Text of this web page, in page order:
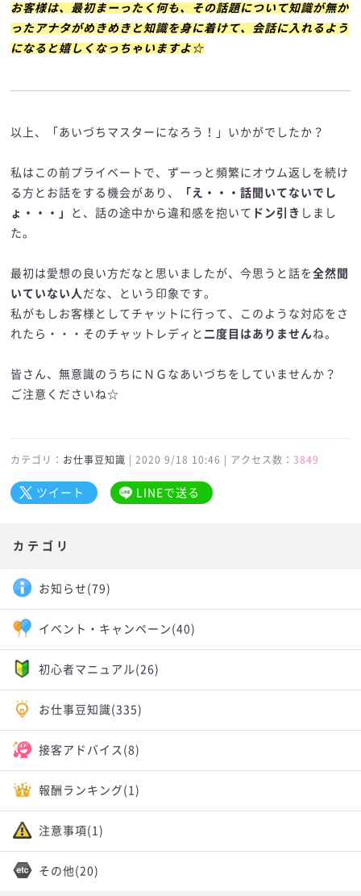
お客様は、最初まーったく何も、その話題について知識が無か
ったアナタがめきめきと知識を身に着けて、会話に入れるよう
になると嬉しくなっちゃいますよ☆
以上、「あいづちマスターになろう！」いかがでしたか？
私はこの前プライベートで、ずーっと頻繁にオウム返しを続け
る方とお話をする機会があり、
「え・・・話聞いてないでし
ょ・・・」
と、話の途中から違和感を抱いて ドン引き しまし
た。
最初は愛想の良い方だなと思いましたが、今思うと話を全然聞
いていない人 だな、という印象です。
私がもしお客様としてチャットに行って、このような対応をさ
れたら・・・そのチャットレディと 二度目はありませんね。
皆さん、無意識のうちにＮＧなあいづちをしていませんか？
ご注意くださいね☆
カテゴリ： お仕事豆知識 | 2020 9/18 10:46 | アクセス数： 3849
ツイート LINEで送る
カテゴリ
お知らせ (79)
イベント・キャンペーン (40)
初心者マニュアル(26)
お仕事豆知識(335)
接客アドバイス (8)
報酬ランキング (1)
注意事項 (1)
その他 (20)